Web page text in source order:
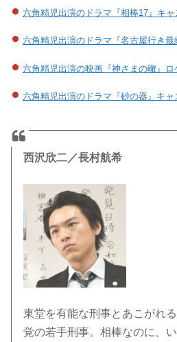
六角精児出演のドラマ『相棒17』キャ
六角精児出演のドラマ『名古屋行き
六角精児出演の映画『神さまの轍』ロ
六角精児出演のドラマ『砂の器』キャ
西沢欣二／長村航希
東堂を有能な刑事とあこがれ
覚の若手刑事。相棒なのに、